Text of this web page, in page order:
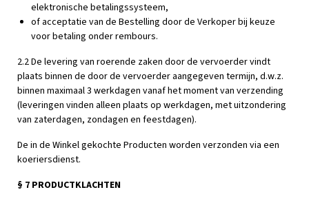
elektronische betalingssysteem,
of acceptatie van de Bestelling door de Verkoper bij keuze
voor betaling onder rembours.
2.2 De levering van roerende zaken door de vervoerder vindt
plaats binnen de door de vervoerder aangegeven termijn, d.w.z.
binnen maximaal 3 werkdagen vanaf het moment van verzending
(leveringen vinden alleen plaats op werkdagen, met uitzondering
van zaterdagen, zondagen en feestdagen).
De in de Winkel gekochte Producten worden verzonden via een
koeriersdienst.
§ 7 PRODUCTKLACHTEN